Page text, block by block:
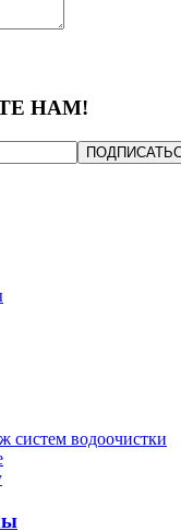
НАМ!
систем водоочистки